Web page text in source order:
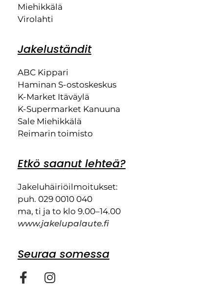
Miehikkälä
Virolahti
Jakeluständit
ABC Kippari
Haminan S-ostoskeskus
K-Market Itäväylä
K-Supermarket Kanuuna
Sale Miehikkälä
Reimarin toimisto
Etkö saanut lehteä?
Jakeluhäiriöilmoitukset:
puh. 029 0010 040
ma, ti ja to klo 9.00–14.00
www.jakelupalaute.fi
Seuraa somessa